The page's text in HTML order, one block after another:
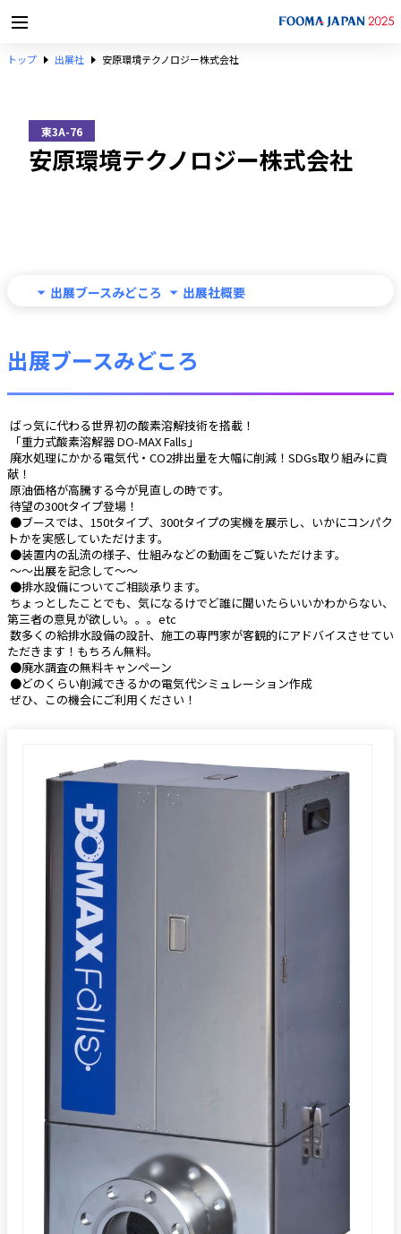
トップ 出展社 安原環境テクノロジー株式会社
東3A-76
安原環境テクノロジー株式会社
出展ブースみどころ 出展社概要
出展ブースみどころ
ばっ気に代わる世界初の酸素溶解技術を搭載！
「重力式酸素溶解器 DO-MAX Falls」
献！
原油価格が高騰する今が見直しの時です。
待望の300tタイプ登場！
トかを実感していただけます。
●装置内の乱流の様子、仕組みなどの動画をご覧いただけます。
～～出展を記念して～～
●排水設備についてご相談承ります。
第三者の意見が欲しい。。。etc
ただきます！もちろん無料。
●廃水調査の無料キャンペーン
●どのくらい削減できるかの電気代シミュレーション作成
ぜひ、この機会にご利用ください！